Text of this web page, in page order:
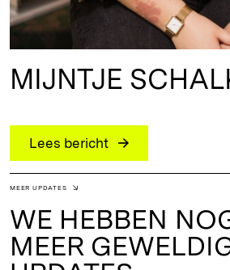
MIJNTJE
Lees bericht
MEER UPDATES
WE HEBBEN
MEER